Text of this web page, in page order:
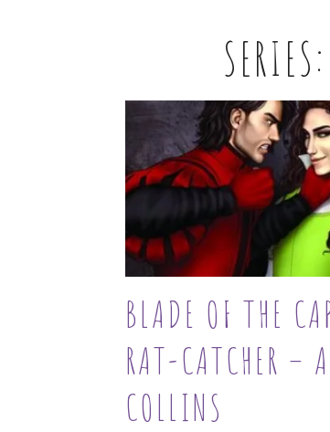
SERIES:
BLADE OF THE
RAT-CATCHER –
COLLINS